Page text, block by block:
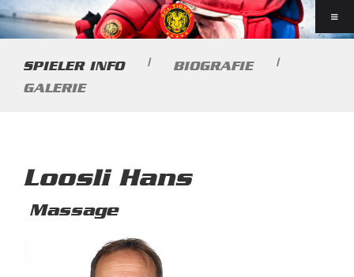
SPIELER INFO | BIOGRAFIE
|
GALERIE
Loosli Hans
Massage